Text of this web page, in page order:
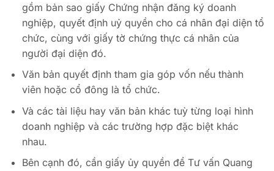
gồm bản sao giấy Chứng nhận đăng ký doanh
nghiệp, quyết định uỷ quyền cho cá nhân đại diện tổ
chức, cùng với giấy tờ chứng thực cá nhân của
người đại diện đó.
Văn bản quyết định tham gia góp vốn nếu thành
viên hoặc cổ đông là tổ chức.
Và các tài liệu hay văn bản khác tuỳ từng loại hình
doanh nghiệp và các trường hợp đặc biệt khác
nhau.
Bên cạnh đó, cần giấy ủy quyền để Tư vấn Quang